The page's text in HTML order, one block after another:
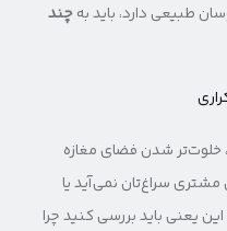
طبیعی دارد، باید بهچند
شدن فضای مغازه
سراغ‌تان نمی‌آید یا
یعنی باید بررسی کنید چرا